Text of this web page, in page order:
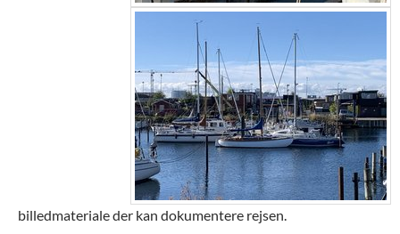
billedmateriale der kan dokumentere rejsen.